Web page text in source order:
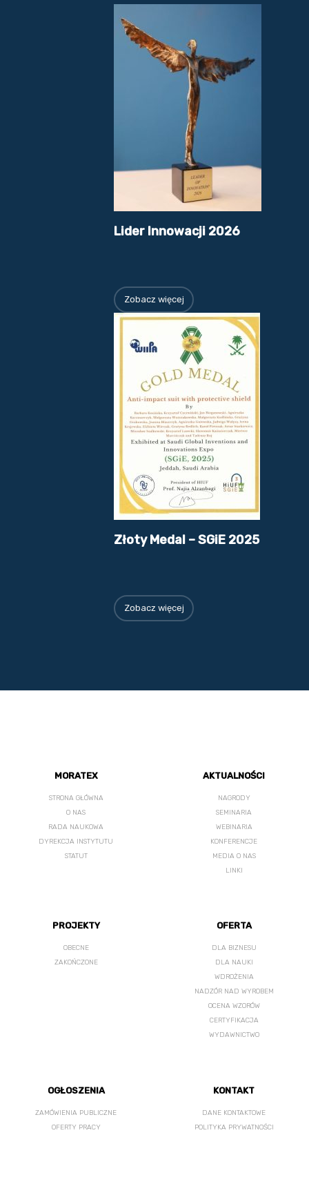
Lider Innowacji 2026
Zobacz więcej
Złoty Medal – SGiE 2025
Zobacz więcej
MORATEX
STRONA GŁÓWNA
O NAS
RADA NAUKOWA
DYREKCJA INSTYTUTU
STATUT
AKTUALNOŚCI
NAGRODY
SEMINARIA
WEBINARIA
KONFERENCJE
MEDIA O NAS
LINKI
PROJEKTY
OBECNE
ZAKOŃCZONE
OFERTA
DLA BIZNESU
DLA NAUKI
WDROŻENIA
NADZÓR NAD WYROBEM
OCENA WZORÓW
CERTYFIKACJA
WYDAWNICTWO
OGŁOSZENIA
ZAMÓWIENIA PUBLICZNE
OFERTY PRACY
KONTAKT
DANE KONTAKTOWE
POLITYKA PRYWATNOŚCI